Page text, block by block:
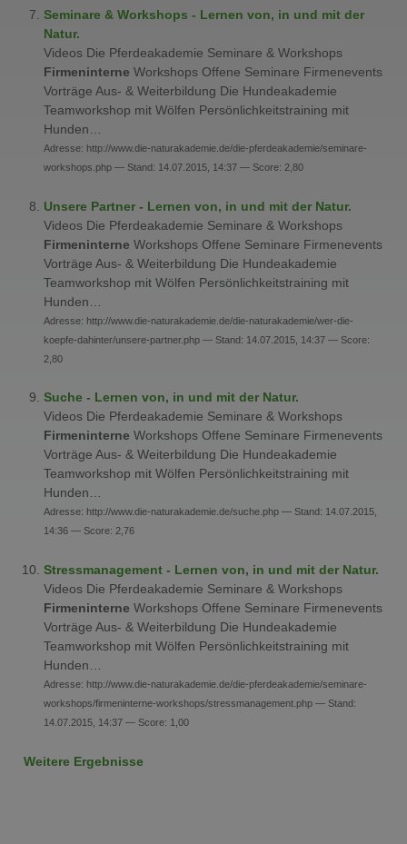
Seminare & Workshops - Lernen von, in und mit der
Natur.
Videos Die Pferdeakademie Seminare & Workshops
Firmeninterne Workshops Offene Seminare Firmenevents
Vorträge Aus- & Weiterbildung Die Hundeakademie
Teamworkshop mit Wölfen Persönlichkeitstraining mit
Hunden…
Adresse: http://www.die-naturakademie.de/die-pferdeakademie/seminare-
workshops.php — Stand: 14.07.2015, 14:37 — Score: 2,80
Unsere Partner - Lernen von, in und mit der Natur.
Videos Die Pferdeakademie Seminare & Workshops
Firmeninterne Workshops Offene Seminare Firmenevents
Vorträge Aus- & Weiterbildung Die Hundeakademie
Teamworkshop mit Wölfen Persönlichkeitstraining mit
Hunden…
Adresse: http://www.die-naturakademie.de/die-naturakademie/wer-die-
koepfe-dahinter/unsere-partner.php — Stand: 14.07.2015, 14:37 — Score:
2,80
Suche - Lernen von, in und mit der Natur.
Videos Die Pferdeakademie Seminare & Workshops
Firmeninterne Workshops Offene Seminare Firmenevents
Vorträge Aus- & Weiterbildung Die Hundeakademie
Teamworkshop mit Wölfen Persönlichkeitstraining mit
Hunden…
Adresse: http://www.die-naturakademie.de/suche.php — Stand: 14.07.2015,
14:36 — Score: 2,76
Stressmanagement - Lernen von, in und mit der Natur.
Videos Die Pferdeakademie Seminare & Workshops
Firmeninterne Workshops Offene Seminare Firmenevents
Vorträge Aus- & Weiterbildung Die Hundeakademie
Teamworkshop mit Wölfen Persönlichkeitstraining mit
Hunden…
Adresse: http://www.die-naturakademie.de/die-pferdeakademie/seminare-
workshops/firmeninterne-workshops/stressmanagement.php — Stand:
14.07.2015, 14:37 — Score: 1,00
Weitere Ergebnisse